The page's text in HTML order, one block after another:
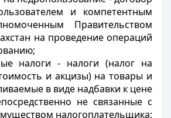
и компетентным
Правительством
на проведение операций
налоги - налоги (налог на
и акцизы) на товары и
в виде надбавки к цене
не связанные с
налогоплательщика;